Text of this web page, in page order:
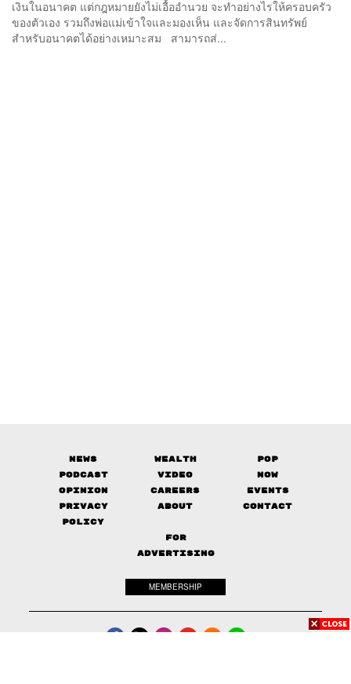
เงินในอนาคต แต่กฎหมายยังไม่เอื้ออำนวย จะทำอย่างไรให้ครอบครัว
ของตัวเอง รวมถึงพ่อแม่เข้าใจและมองเห็น และจัดการสินทรัพย์
สำหรับอนาคตได้อย่างเหมาะสม สามารถส่...
News Wealth
Pop
Podcast
Video
Now
Opinion
Careers
Events
Privacy
Policy
About Contact
FOR
ADVERTISING
MEMBERSHIP